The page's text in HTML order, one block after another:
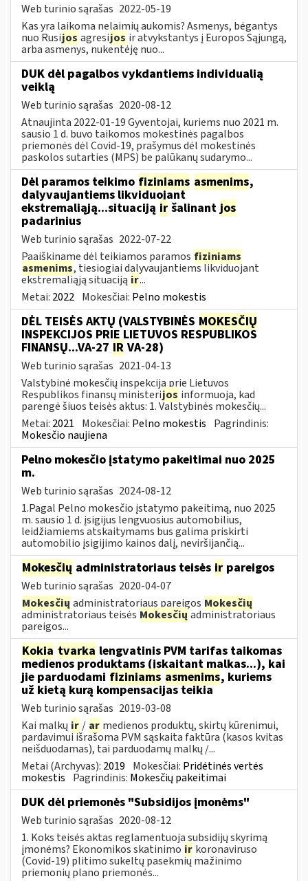
Web turinio sąrašas 2022-05-19
Kas yra laikoma nelaimių aukomis? Asmenys, bėgantys
nuo Rusijos agresijos ir atvykstantys į Europos Sąjungą,
arba asmenys, nukentėję nuo...
DUK dėl pagalbos vykdantiems individualią
veiklą
Web turinio sąrašas 2020-08-12
Atnaujinta 2022-01-19 Gyventojai, kuriems nuo 2021 m.
sausio 1 d. buvo taikomos mokestinės pagalbos
priemonės dėl Covid-19, prašymus dėl mokestinės
paskolos sutarties (MPS) be palūkanų sudarymo...
Dėl paramos teikimo fiziniams asmenims,
dalyvaujantiems likviduojant
ekstremaliąją...situaciją ir šalinant jos
padarinius
Web turinio sąrašas 2022-07-22
Paaiškiname dėl teikiamos paramos fiziniams
asmenims, tiesiogiai dalyvaujantiems likviduojant
ekstremaliąją situaciją ir...
Metai: 2022 Mokesčiai: Pelno mokestis
DĖL TEISĖS AKTŲ (VALSTYBINĖS MOKESČIŲ
INSPEKCIJOS PRIE LIETUVOS RESPUBLIKOS
FINANSŲ...VA-27 IR VA-28)
Web turinio sąrašas 2021-04-13
Valstybinė mokesčių inspekcija prie Lietuvos
Respublikos finansų ministerijos informuoja, kad
parengė šiuos teisės aktus: 1. Valstybinės mokesčių...
Metai: 2021 Mokesčiai: Pelno mokestis Pagrindinis:
Mokesčio naujiena
Pelno mokesčio įstatymo pakeitimai nuo 2025
m.
Web turinio sąrašas 2024-08-12
1.Pagal Pelno mokesčio įstatymo pakeitimą, nuo 2025
m. sausio 1 d. įsigijus lengvuosius automobilius,
leidžiamiems atskaitymams bus galima priskirti
automobilio įsigijimo kainos dalį, neviršijančią...
Mokesčių administratoriaus teisės ir pareigos
Web turinio sąrašas 2020-04-07
Mokesčių administratoriaus pareigos Mokesčių
administratoriaus teisės Mokesčių administratoriaus
pareigos...
Kokia tvarka lengvatinis PVM tarifas taikomas
medienos produktams (įskaitant malkas...), kai
jie parduodami fiziniams asmenims, kuriems
už kietą kurą kompensacijas teikia
Web turinio sąrašas 2019-03-08
Kai malkų ir / ar medienos produktų, skirtų kūrenimui,
pardavimui išrašoma PVM sąskaita faktūra (kasos kvitas
neišduodamas), tai parduodamų malkų /...
Metai (Archyvas): 2019 Mokesčiai: Pridėtinės vertės
mokestis Pagrindinis: Mokesčių pakeitimai
DUK dėl priemonės "Subsidijos įmonėms"
Web turinio sąrašas 2020-08-12
1. Koks teisės aktas reglamentuoja subsidijų skyrimą
įmonėms? Ekonomikos skatinimo ir koronaviruso
(Covid-19) plitimo sukeltų pasekmių mažinimo
priemonių plano priemonės...